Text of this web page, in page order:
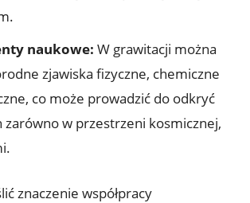
naukowe: W grawitacji‌ można
zjawiska fizyczne,⁣ chemiczne
‌co⁢ może prowadzić do ‍odkryć
zarówno w ‌przestrzeni kosmicznej,
⁢znaczenie ⁤współpracy